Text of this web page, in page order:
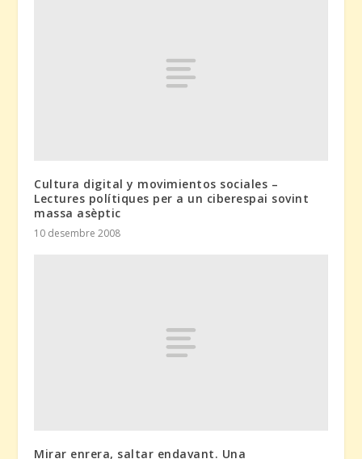
Cultura digital y movimientos sociales –
Lectures polítiques per a un ciberespai sovint
massa asèptic
10 desembre 2008
Mirar enrera, saltar endavant. Una